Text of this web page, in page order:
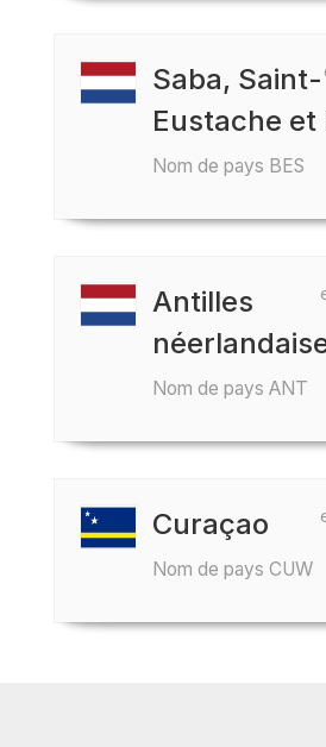
Saba, Saint-
Eustache et
Nom de pays BES
Antilles
Nom de pays ANT
Curaçao
Nom de pays CUW